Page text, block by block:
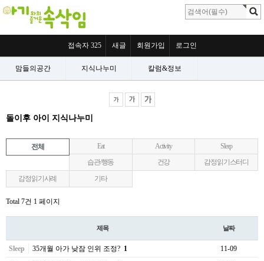
접속자 325 새글 회원가입 로그인
맘들의공간 지식나누미 칼럼&정보
돌이후 아이 지식나누미
전체 Eat Activity
Sleep
습관/행동
건강
감정읽기스터디
감정읽기사례
기타
Total 7건 1 페이지
제목 날짜
Sleep 35개월 아가 낮잠 인위 조정? 1 11-09